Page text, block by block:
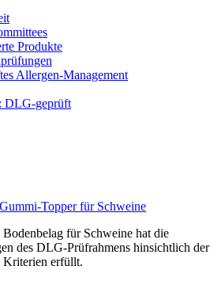
Produkte
Allergen-Management
DLG-geprüft
Topper für Schweine
für Schweine hat die
des DLG-Prüfrahmens hinsichtlich der
Kriterien erfüllt.